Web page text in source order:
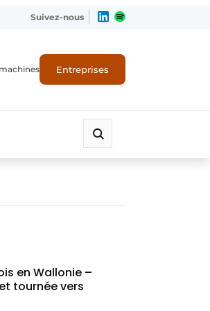
Suivez-nous
Entreprises
en Wallonie –
tournée vers